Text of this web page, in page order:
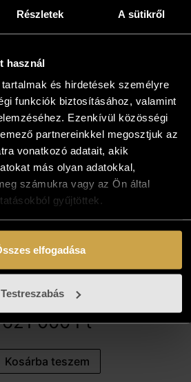
Részletek A sütikről
használ
és hirdetések személyre
funkciók biztosításához, valamint
Ezenkívül közösségi
partnereinkkel megosztjuk az
vonatkozó adatait, akik
más olyan adatokkal,
számukra vagy az Ön által
gyűjtöttek.
elfogadása
Testreszabás
487 000Ft
Gábor - Nyár
(30x100 cm)
621 000Ft
Kosárba teszem